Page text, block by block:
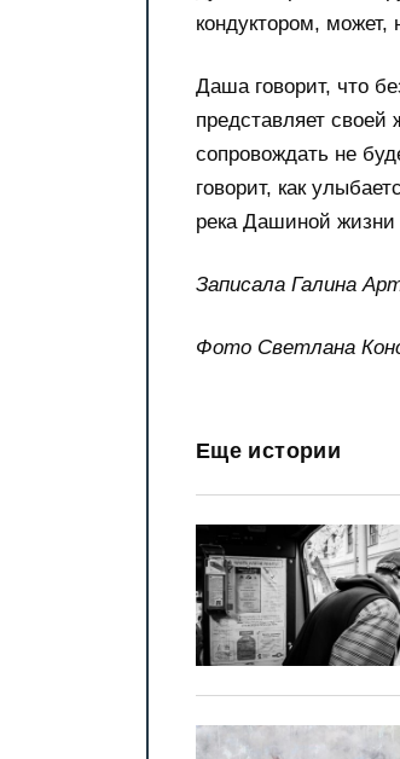
кондуктором, может,
Даша говорит, что
представляет своей
сопровождать не
говорит, как
река Дашиной жизни
Записала Галина
Фото Светлана
Еще истории